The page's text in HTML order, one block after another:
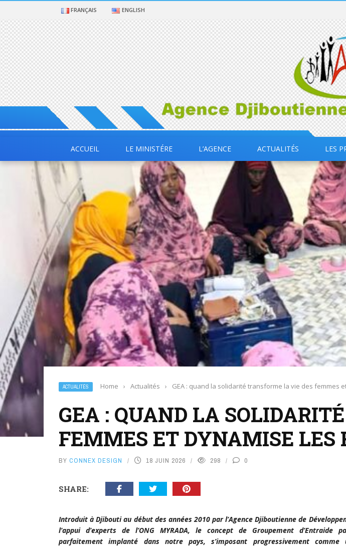
FRANÇAIS ENGLISH
ACCUEIL LE MINISTÉRE L’AGENCE ACTUALITÉS LES
ACTUALITÉS Home › Actualités › GEA : quand la solidarité transforme la vie des femmes
GEA : QUAND LA
FEMMES ET DYNAMISE LES
BY CONNEX DESIGN 18 JUIN 2026 298 0
SHARE:
Introduit à Djibouti au début des années 2010 par l’Agence Djiboutienne de
l’appui d’experts de l’ONG MYRADA, le concept de Groupement d’Entraide
parfaitement implanté dans notre pays, s’imposant progressivement